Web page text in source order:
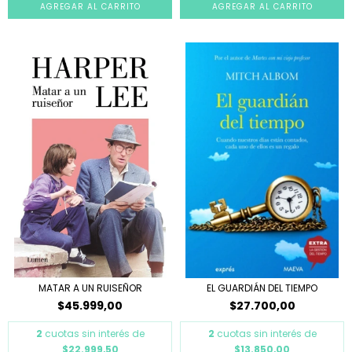
MATAR A UN RUISEÑOR
$45.999,00
2 cuotas sin interés de
$22.999,50
EL GUARDIÁN DEL TIEMPO
$27.700,00
2 cuotas sin interés de
$13.850,00